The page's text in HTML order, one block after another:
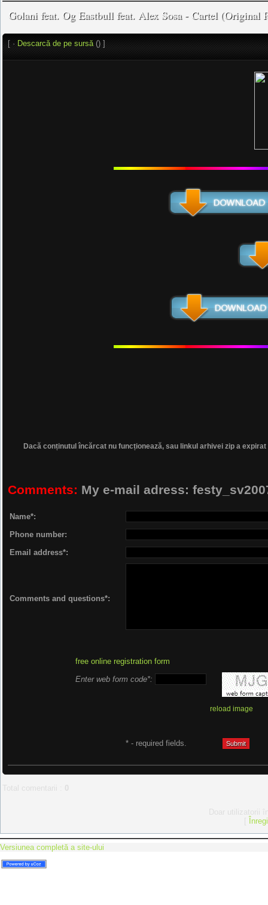
Golani feat. Og Eastbull feat. Alex Sosa - Cartel (Original
[ · Descarcă de pe sursă() ]
Dacă conținutul încărcat nu funcționează, sau linkul arhivei zip a
Comments: My e-mail adress:
Name*:
Phone number:
Email address*:
Comments and questions*:
free online registration form
Enter web form code*:
reload image
* - required fields.
Versiunea completă a site-ului